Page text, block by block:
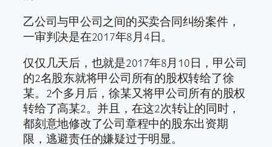
乙公司与甲公司之间的买卖合同纠纷案件，
一审判决是在2017年8月4日。
仅仅几天后，也就是2017年8月10日，甲公司
的2名股东就将甲公司所有的股权转给了徐
某。2个多月后，徐某又将甲公司所有的股权
转给了高某2。并且，在这2次转让的同时，
都刻意地修改了公司章程中的股东出资期
限，逃避责任的嫌疑过于明显。